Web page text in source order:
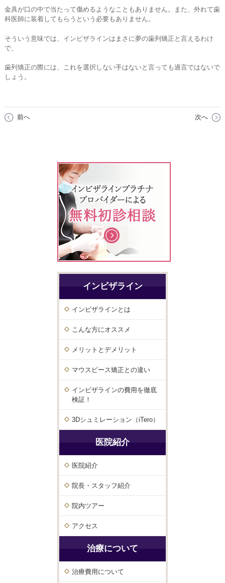
金具が口の中で当たって傷めるようなこともありません。また、外れて歯
科医師に装着してもらうという必要もありません。
そういう意味では、インビザラインはまさに夢の歯列矯正と言えるわけ
で、
歯列矯正の際には、これを選択しない手はないと言っても過言ではないで
しょう。
前へ 次へ
インビザライン
インビザラインとは
こんな方にオススメ
メリットとデメリット
マウスピース矯正との違い
インビザラインの費用を徹底
検証！
3Dシュミレーション（iTero）
医院紹介
医院紹介
院長・スタッフ紹介
院内ツアー
アクセス
治療について
治療費用について